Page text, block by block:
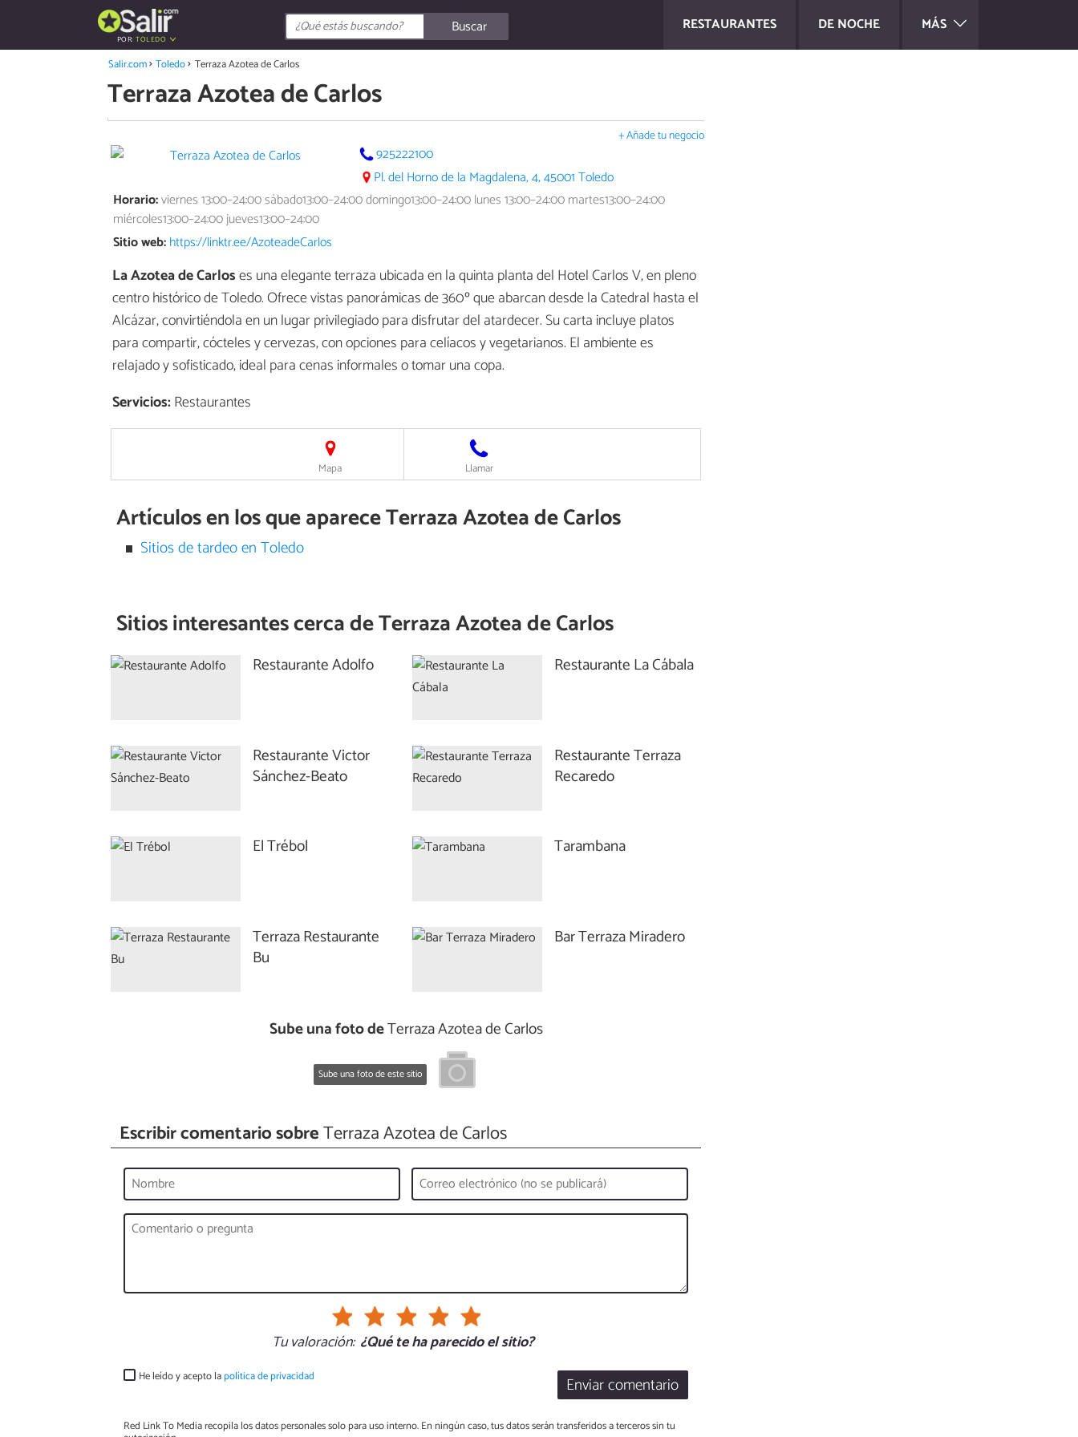
RESTAURANTES DE NOCHE MÁS
POR:TOLEDO
Buscar
Salir.com Toledo Terraza Azotea de Carlos
Terraza Azotea de Carlos
+ Añade tu negocio
925222100
Pl. del Horno de la Magdalena, 4, 45001 Toledo
Horario:viernes 13:00–24:00 sábado13:00–24:00 domingo13:00–24:00 lunes 13:00–24:00 martes13:00–24:00
miércoles13:00–24:00 jueves13:00–24:00
Sitio web:https://linktr.ee/AzoteadeCarlos
La Azotea de Carloses una elegante terraza ubicada en la quinta planta del Hotel Carlos V, en pleno
centro histórico de Toledo. Ofrece vistas panorámicas de 360º que abarcan desde la Catedral hasta el
Alcázar, convirtiéndola en un lugar privilegiado para disfrutar del atardecer. Su carta incluye platos
para compartir, cócteles y cervezas, con opciones para celíacos y vegetarianos. El ambiente es
relajado y sofisticado, ideal para cenas informales o tomar una copa.
Servicios:Restaurantes
Mapa Llamar
Artículos en los que aparece Terraza Azotea de Carlos
Sitios de tardeo en Toledo
Sitios interesantes cerca deTerraza Azotea de Carlos
Restaurante Adolfo Restaurante La Cábala
Restaurante Victor
Sánchez-Beato
Restaurante Terraza
Recaredo
El Trébol Tarambana
Terraza Restaurante
Bu
Bar Terraza Miradero
Sube una foto deTerraza Azotea de Carlos
Sube una foto de este sitio
Escribir comentario sobreTerraza Azotea de Carlos
Tu valoración: ¿Qué te ha parecido el sitio?
Enviar comentario
He leído y acepto lapolítica de privacidad
Red Link To Media recopila los datos personales solo para uso interno. En ningún caso, tus datos serán transferidos a terceros sin tu